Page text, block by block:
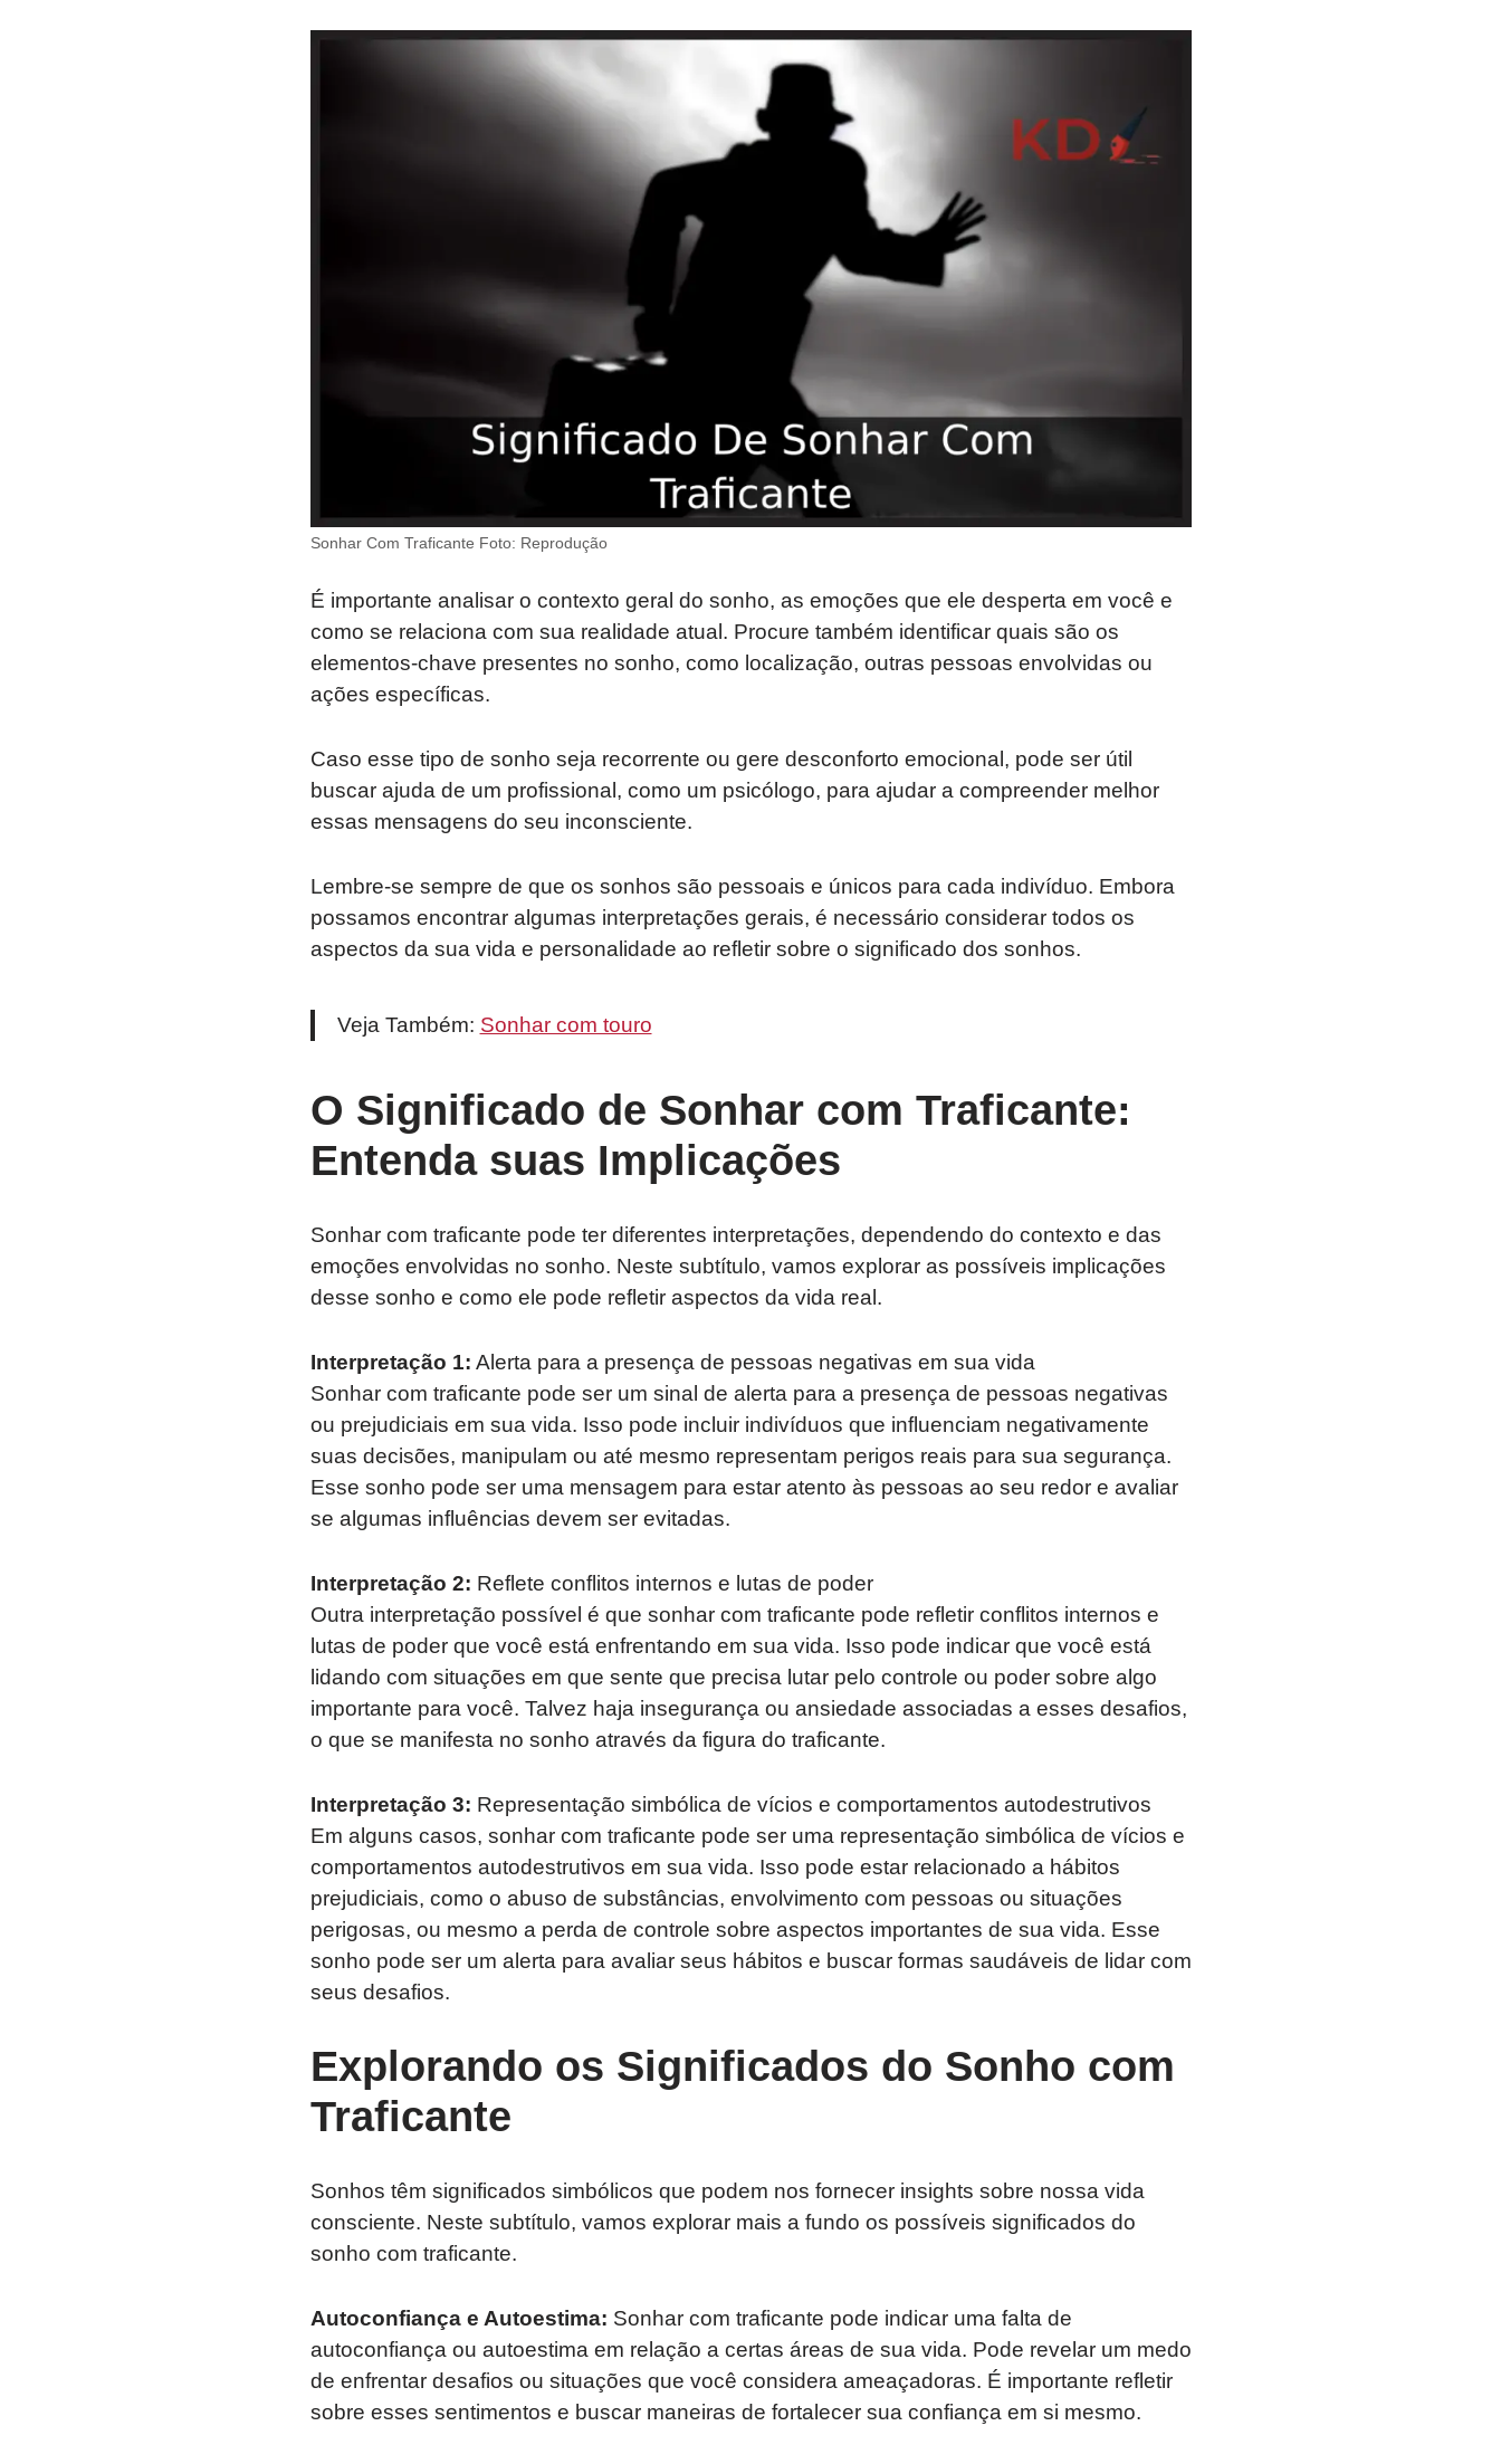
Sonhar Com Traficante Foto: Reprodução
É importante analisar o contexto geral do sonho, as emoções que ele desperta em você e
como se relaciona com sua realidade atual. Procure também identificar quais são os
elementos-chave presentes no sonho, como localização, outras pessoas envolvidas ou
ações específicas.
Caso esse tipo de sonho seja recorrente ou gere desconforto emocional, pode ser útil
buscar ajuda de um profissional, como um psicólogo, para ajudar a compreender melhor
essas mensagens do seu inconsciente.
Lembre-se sempre de que os sonhos são pessoais e únicos para cada indivíduo. Embora
possamos encontrar algumas interpretações gerais, é necessário considerar todos os
aspectos da sua vida e personalidade ao refletir sobre o significado dos sonhos.
Veja Também: Sonhar com touro
O Significado de Sonhar com Traficante:
Entenda suas Implicações
Sonhar com traficante pode ter diferentes interpretações, dependendo do contexto e das
emoções envolvidas no sonho. Neste subtítulo, vamos explorar as possíveis implicações
desse sonho e como ele pode refletir aspectos da vida real.
Interpretação 1: Alerta para a presença de pessoas negativas em sua vida
Sonhar com traficante pode ser um sinal de alerta para a presença de pessoas negativas
ou prejudiciais em sua vida. Isso pode incluir indivíduos que influenciam negativamente
suas decisões, manipulam ou até mesmo representam perigos reais para sua segurança.
Esse sonho pode ser uma mensagem para estar atento às pessoas ao seu redor e avaliar
se algumas influências devem ser evitadas.
Interpretação 2: Reflete conflitos internos e lutas de poder
Outra interpretação possível é que sonhar com traficante pode refletir conflitos internos e
lutas de poder que você está enfrentando em sua vida. Isso pode indicar que você está
lidando com situações em que sente que precisa lutar pelo controle ou poder sobre algo
importante para você. Talvez haja insegurança ou ansiedade associadas a esses desafios,
o que se manifesta no sonho através da figura do traficante.
Interpretação 3: Representação simbólica de vícios e comportamentos autodestrutivos
Em alguns casos, sonhar com traficante pode ser uma representação simbólica de vícios e
comportamentos autodestrutivos em sua vida. Isso pode estar relacionado a hábitos
prejudiciais, como o abuso de substâncias, envolvimento com pessoas ou situações
perigosas, ou mesmo a perda de controle sobre aspectos importantes de sua vida. Esse
sonho pode ser um alerta para avaliar seus hábitos e buscar formas saudáveis ​​de lidar com
seus desafios.
Explorando os Significados do Sonho com
Traficante
Sonhos têm significados simbólicos que podem nos fornecer insights sobre nossa vida
consciente. Neste subtítulo, vamos explorar mais a fundo os possíveis significados do
sonho com traficante.
Autoconfiança e Autoestima: Sonhar com traficante pode indicar uma falta de
autoconfiança ou autoestima em relação a certas áreas de sua vida. Pode revelar um medo
de enfrentar desafios ou situações que você considera ameaçadoras. É importante refletir
sobre esses sentimentos e buscar maneiras de fortalecer sua confiança em si mesmo.